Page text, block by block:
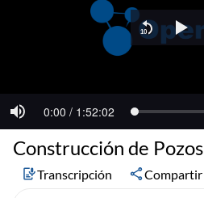
Construcción de Pozos
Transcripción Compartir